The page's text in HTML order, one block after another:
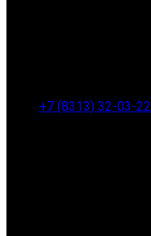
+7 (8313) 32-03-22